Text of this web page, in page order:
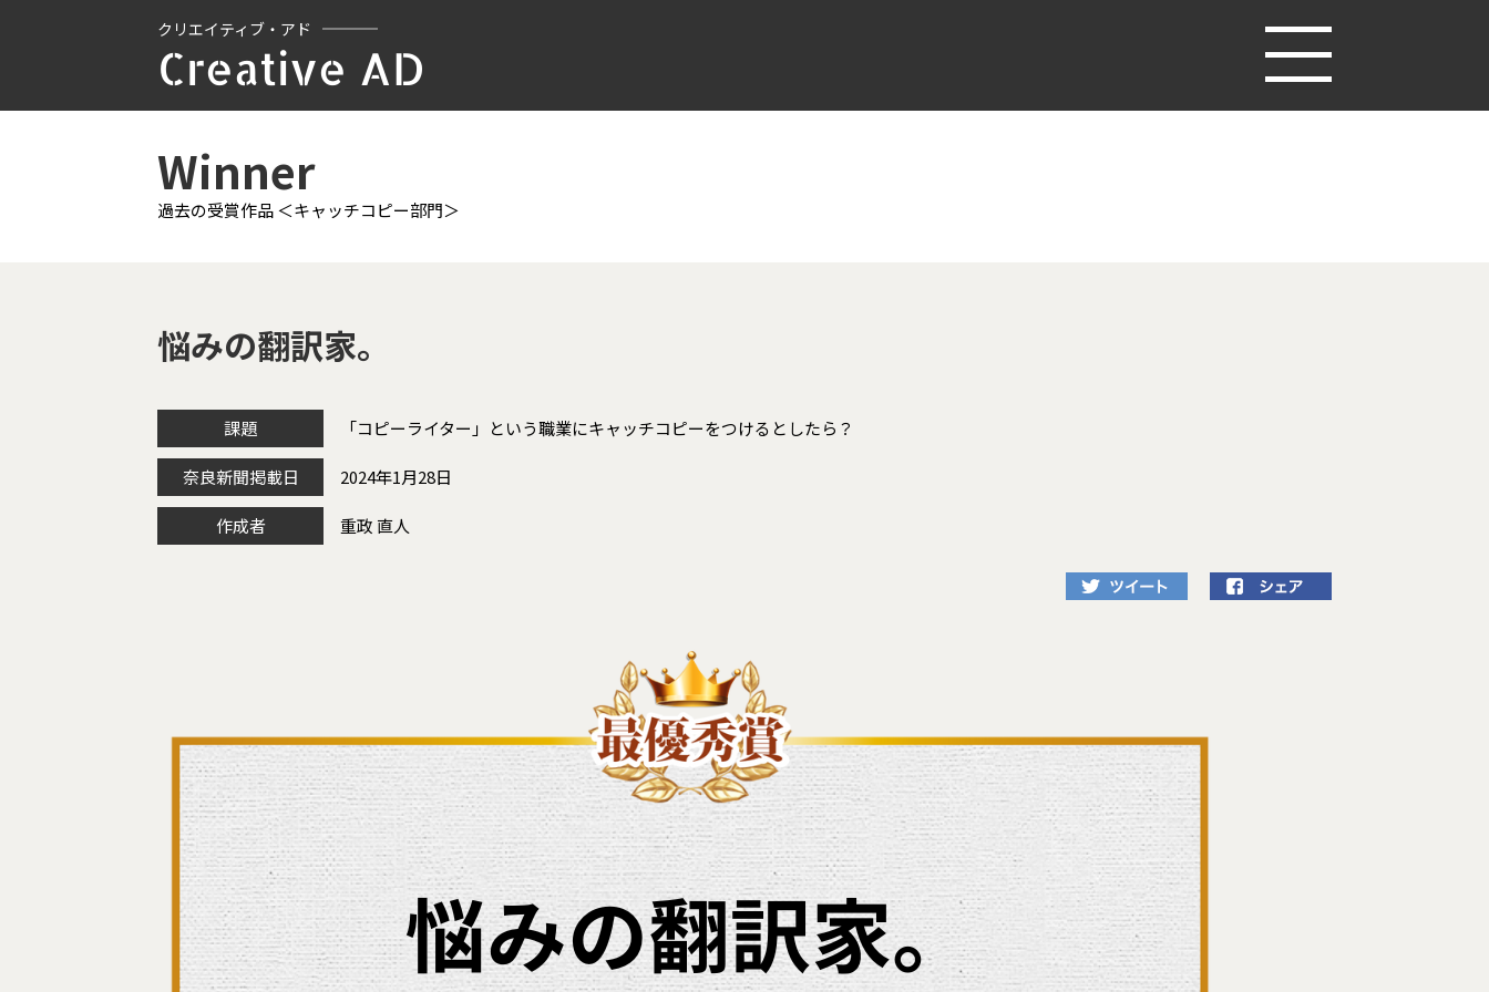
クリエイティブ・アド
Creative AD
Winner
過去の受賞作品 ＜キャッチコピー部門＞
悩みの翻訳家。
課題 「コピーライター」という職業にキャッチコピーをつけるとしたら？
奈良新聞掲載日 2024年1月28日
作成者 重政 直人